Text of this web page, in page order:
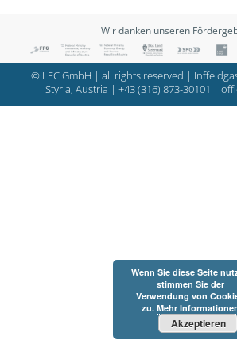
Wir danken unseren
© LEC GmbH | all rights reserved |
Styria, Austria | +43 (316) 873-30101 |
Wenn Sie diese Seite
stimmen Sie der
Verwendung von
zu. Mehr
Akzeptieren